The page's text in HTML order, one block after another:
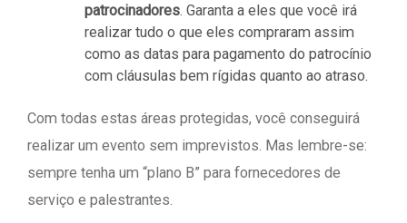
patrocinadores. Garanta a eles que você irá
realizar tudo o que eles compraram assim
como as datas para pagamento do patrocínio
com cláusulas bem rígidas quanto ao atraso.
Com todas estas áreas protegidas, você conseguirá
realizar um evento sem imprevistos. Mas lembre-se:
sempre tenha um “plano B” para fornecedores de
serviço e palestrantes.